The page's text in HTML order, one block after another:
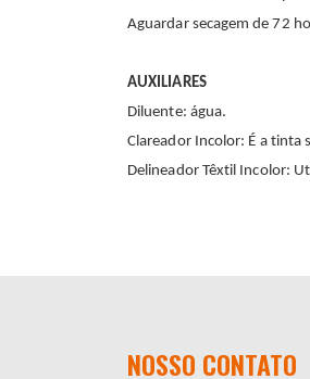
Aguardar secagem de 72
AUXILIARES
Diluente: água.
Clareador Incolor: É a tinta
Delineador Têxtil Incolor:
NOSSO CONTATO